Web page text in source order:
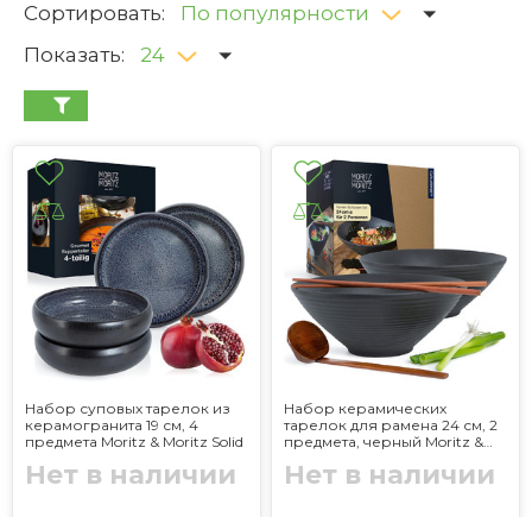
Сортировать:
По популярности
Показать:
24
Набор суповых тарелок из
керамогранита 19 см, 4
предмета Moritz & Moritz Solid
Нет в наличии
Набор керамических
тарелок для рамена 24 см, 2
предмета, черный Moritz &
Нет в наличии